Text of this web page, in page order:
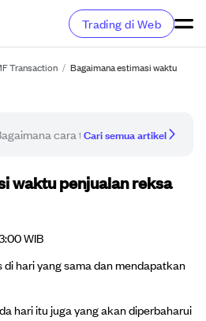
Trading di Web
Transaction / Bagaimana estimasi waktu
Cari semua artikel
waktu penjualan reksa
WIB
hari yang sama dan mendapatkan
hari itu juga yang akan diperbaharui